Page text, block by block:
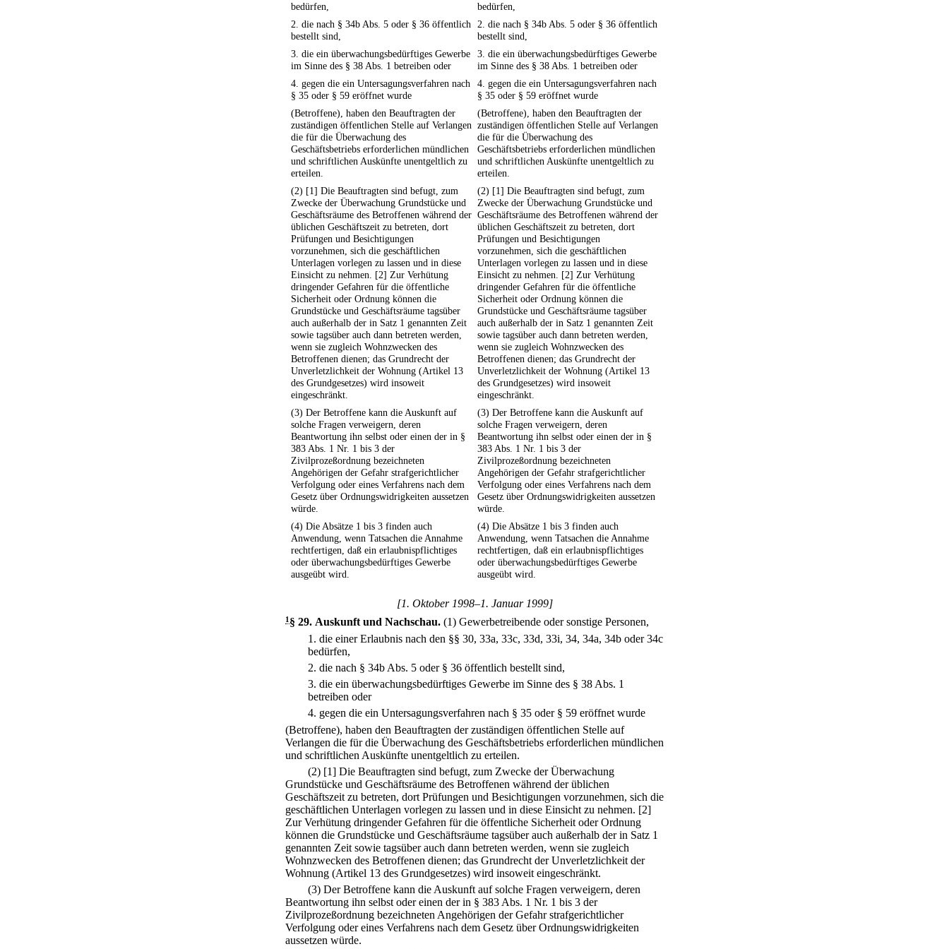
bedürfen,
bedürfen,
2. die nach § 34b Abs. 5 oder § 36 öffentlich
bestellt sind,
2. die nach § 34b Abs. 5 oder § 36 öffentlich
bestellt sind,
3. die ein überwachungsbedürftiges Gewerbe
im Sinne des § 38 Abs. 1 betreiben oder
3. die ein überwachungsbedürftiges Gewerbe
im Sinne des § 38 Abs. 1 betreiben oder
4. gegen die ein Untersagungsverfahren nach
§ 35 oder § 59 eröffnet wurde
4. gegen die ein Untersagungsverfahren nach
§ 35 oder § 59 eröffnet wurde
(Betroffene), haben den Beauftragten der
zuständigen öffentlichen Stelle auf Verlangen
die für die Überwachung des
Geschäftsbetriebs erforderlichen mündlichen
und schriftlichen Auskünfte unentgeltlich zu
erteilen.
(Betroffene), haben den Beauftragten der
zuständigen öffentlichen Stelle auf Verlangen
die für die Überwachung des
Geschäftsbetriebs erforderlichen mündlichen
und schriftlichen Auskünfte unentgeltlich zu
erteilen.
(2) [1] Die Beauftragten sind befugt, zum
Zwecke der Überwachung Grundstücke und
Geschäftsräume des Betroffenen während der
üblichen Geschäftszeit zu betreten, dort
Prüfungen und Besichtigungen
vorzunehmen, sich die geschäftlichen
Unterlagen vorlegen zu lassen und in diese
Einsicht zu nehmen. [2] Zur Verhütung
dringender Gefahren für die öffentliche
Sicherheit oder Ordnung können die
Grundstücke und Geschäftsräume tagsüber
auch außerhalb der in Satz 1 genannten Zeit
sowie tagsüber auch dann betreten werden,
wenn sie zugleich Wohnzwecken des
Betroffenen dienen; das Grundrecht der
Unverletzlichkeit der Wohnung (Artikel 13
des Grundgesetzes) wird insoweit
eingeschränkt.
(2) [1] Die Beauftragten sind befugt, zum
Zwecke der Überwachung Grundstücke und
Geschäftsräume des Betroffenen während der
üblichen Geschäftszeit zu betreten, dort
Prüfungen und Besichtigungen
vorzunehmen, sich die geschäftlichen
Unterlagen vorlegen zu lassen und in diese
Einsicht zu nehmen. [2] Zur Verhütung
dringender Gefahren für die öffentliche
Sicherheit oder Ordnung können die
Grundstücke und Geschäftsräume tagsüber
auch außerhalb der in Satz 1 genannten Zeit
sowie tagsüber auch dann betreten werden,
wenn sie zugleich Wohnzwecken des
Betroffenen dienen; das Grundrecht der
Unverletzlichkeit der Wohnung (Artikel 13
des Grundgesetzes) wird insoweit
eingeschränkt.
(3) Der Betroffene kann die Auskunft auf
solche Fragen verweigern, deren
Beantwortung ihn selbst oder einen der in §
383 Abs. 1 Nr. 1 bis 3 der
Zivilprozeßordnung bezeichneten
Angehörigen der Gefahr strafgerichtlicher
Verfolgung oder eines Verfahrens nach dem
Gesetz über Ordnungswidrigkeiten aussetzen
würde.
(3) Der Betroffene kann die Auskunft auf
solche Fragen verweigern, deren
Beantwortung ihn selbst oder einen der in §
383 Abs. 1 Nr. 1 bis 3 der
Zivilprozeßordnung bezeichneten
Angehörigen der Gefahr strafgerichtlicher
Verfolgung oder eines Verfahrens nach dem
Gesetz über Ordnungswidrigkeiten aussetzen
würde.
(4) Die Absätze 1 bis 3 finden auch
Anwendung, wenn Tatsachen die Annahme
rechtfertigen, daß ein erlaubnispflichtiges
oder überwachungsbedürftiges Gewerbe
ausgeübt wird.
(4) Die Absätze 1 bis 3 finden auch
Anwendung, wenn Tatsachen die Annahme
rechtfertigen, daß ein erlaubnispflichtiges
oder überwachungsbedürftiges Gewerbe
ausgeübt wird.
[1. Oktober 1998–1. Januar 1999]
1§ 29. Auskunft und Nachschau. (1) Gewerbetreibende oder sonstige Personen,
1. die einer Erlaubnis nach den §§ 30, 33a, 33c, 33d, 33i, 34, 34a, 34b oder 34c
bedürfen,
2. die nach § 34b Abs. 5 oder § 36 öffentlich bestellt sind,
3. die ein überwachungsbedürftiges Gewerbe im Sinne des § 38 Abs. 1
betreiben oder
4. gegen die ein Untersagungsverfahren nach § 35 oder § 59 eröffnet wurde
(Betroffene), haben den Beauftragten der zuständigen öffentlichen Stelle auf
Verlangen die für die Überwachung des Geschäftsbetriebs erforderlichen mündlichen
und schriftlichen Auskünfte unentgeltlich zu erteilen.
(2) [1] Die Beauftragten sind befugt, zum Zwecke der Überwachung
Grundstücke und Geschäftsräume des Betroffenen während der üblichen
Geschäftszeit zu betreten, dort Prüfungen und Besichtigungen vorzunehmen, sich die
geschäftlichen Unterlagen vorlegen zu lassen und in diese Einsicht zu nehmen. [2]
Zur Verhütung dringender Gefahren für die öffentliche Sicherheit oder Ordnung
können die Grundstücke und Geschäftsräume tagsüber auch außerhalb der in Satz 1
genannten Zeit sowie tagsüber auch dann betreten werden, wenn sie zugleich
Wohnzwecken des Betroffenen dienen; das Grundrecht der Unverletzlichkeit der
Wohnung (Artikel 13 des Grundgesetzes) wird insoweit eingeschränkt.
(3) Der Betroffene kann die Auskunft auf solche Fragen verweigern, deren
Beantwortung ihn selbst oder einen der in § 383 Abs. 1 Nr. 1 bis 3 der
Zivilprozeßordnung bezeichneten Angehörigen der Gefahr strafgerichtlicher
Verfolgung oder eines Verfahrens nach dem Gesetz über Ordnungswidrigkeiten
aussetzen würde.